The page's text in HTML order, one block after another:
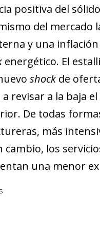
positiva del
del mercado
y una
energético. El
shock de
revisar a la baja
De todas
más
cambio, los
una menor